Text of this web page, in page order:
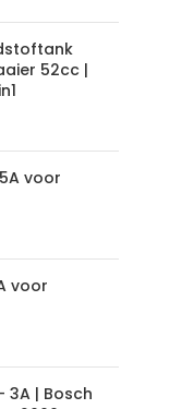
52cc |
voor
voor
3A | Bosch